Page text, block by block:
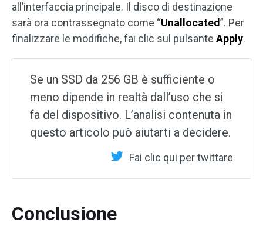
all’interfaccia principale. Il disco di destinazione
sarà ora contrassegnato come “Unallocated”. Per
finalizzare le modifiche, fai clic sul pulsanteApply.
Se un SSD da 256 GB è sufficiente o
meno dipende in realtà dall’uso che si
fa del dispositivo. L’analisi contenuta in
questo articolo può aiutarti a decidere.
Fai clic qui per twittare
Conclusione